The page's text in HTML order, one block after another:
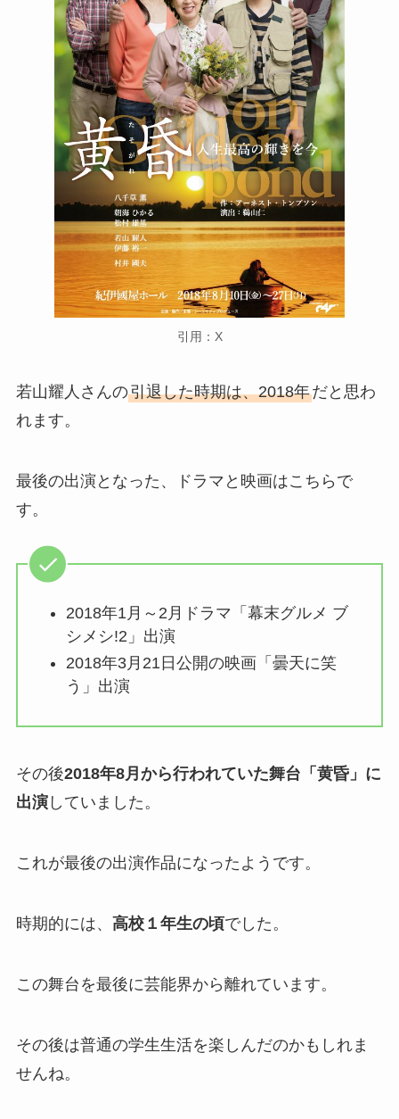
引用：X
若山耀人さんの引退した時期は、2018年だと思わ
れます。
最後の出演となった、ドラマと映画はこちらで
す。
2018年1月～2月ドラマ「幕末グルメ ブ
シメシ!2」出演
2018年3月21日公開の映画「曇天に笑
う」出演
その後2018年8月から行われていた舞台「黄昏」に
出演していました。
これが最後の出演作品になったようです。
時期的には、 高校１年生の頃でした。
この舞台を最後に芸能界から離れています。
その後は普通の学生生活を楽しんだのかもしれま
せんね。